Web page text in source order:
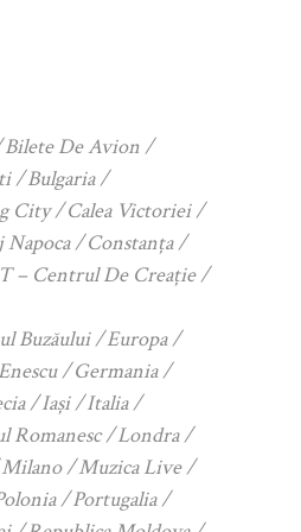
Bilete De Avion
Bulgaria
City
Calea Victoriei
Napoca
Constanța
– Centrul De Creație
Buzăului
Europa
Germania
Iași
Italia
Romanesc
Londra
Milano
Muzica Live
Portugalia